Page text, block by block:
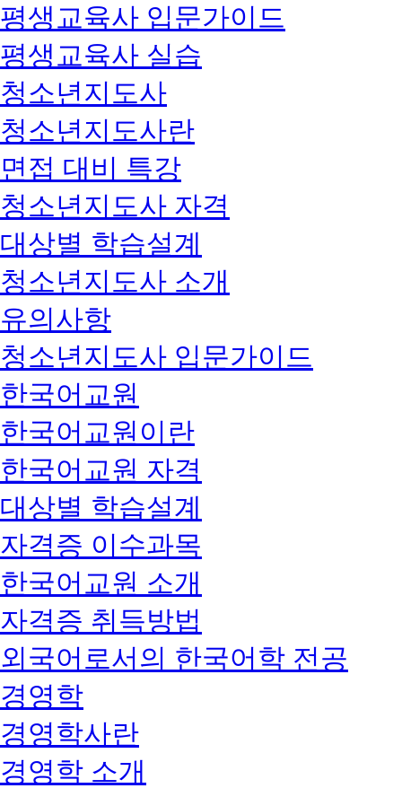
평생교육사 입문가이드
평생교육사 실습
청소년지도사
청소년지도사란
면접 대비 특강
청소년지도사 자격
대상별 학습설계
청소년지도사 소개
유의사항
청소년지도사 입문가이드
한국어교원
한국어교원이란
한국어교원 자격
대상별 학습설계
자격증 이수과목
한국어교원 소개
자격증 취득방법
외국어로서의 한국어학 전공
경영학
경영학사란
경영학 소개